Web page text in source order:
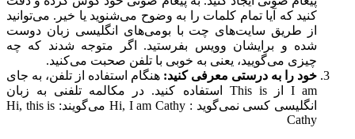
کنید که آیا تمام کلمات را به وضوح می‌شنوید یا خیر. می‌توانید
از طریق سایت‌های چت با بومی‌های انگلیسی زبان دوست
شده و برایشان وویس بفرستید. اگر متوجه شدند که چه
چیزی می‌گویید، یعنی به خوبی با تلفن صحبت می‌کنید.
خود را به درستی معرفی کنید: هنگام استفاده از تلفن، به جای
I am از This is استفاده کنید. در مکالمه تلفنی به زبان
انگلیسی کسی نمی‌گوید : Hi, I am Cathy می‌گویند: Hi, this is
Cathy